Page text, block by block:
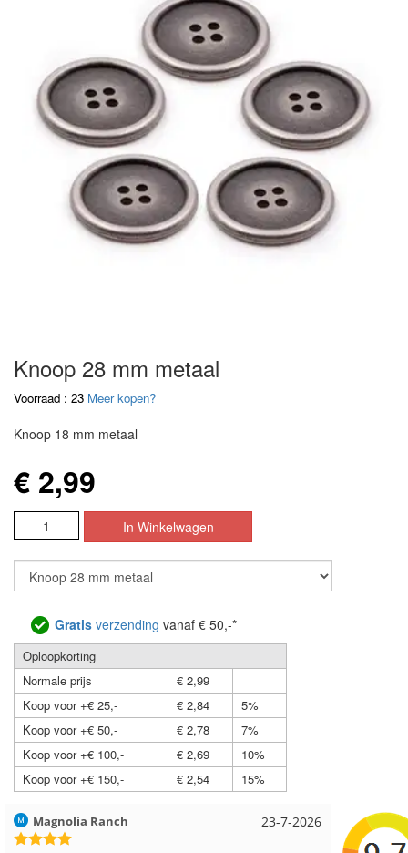
Knoop 28 mm metaal
Voorraad : 23 Meer kopen?
Knoop 18 mm metaal
€ 2,99
Gratis verzending vanaf € 50,-*
Oploopkorting
Normale prijs
€ 2,99
Koop voor +€ 25,-
€ 2,84
5%
Koop voor +€ 50,-
€ 2,78
7%
Koop voor +€ 100,-
€ 2,69
10%
Koop voor +€ 150,-
€ 2,54 15%
17-7-2026
Hilde uit Loyers Loes uit